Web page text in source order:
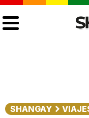
SHANGAY